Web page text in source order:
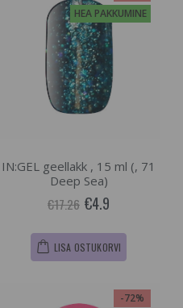
HEA PAKKUMINE
IN:GEL geellakk , 15 ml (, 71
Deep Sea)
€17.26 €4.9
LISA OSTUKORVI
-72%